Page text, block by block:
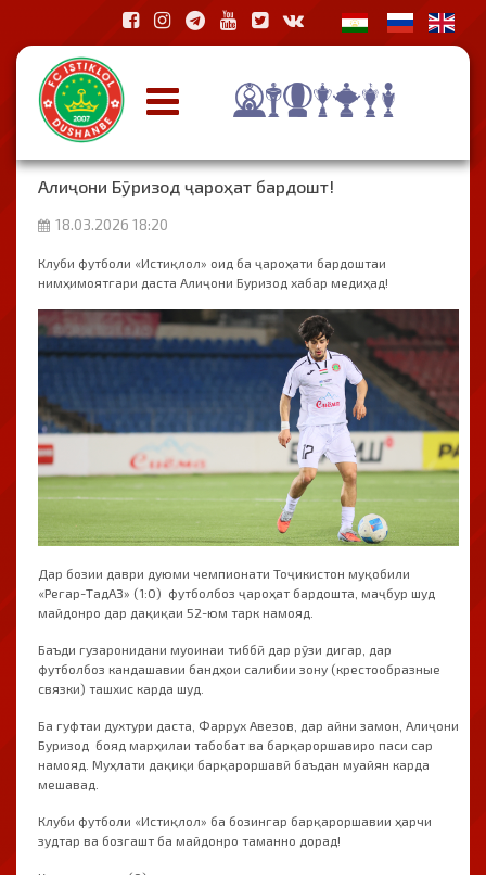
Алиҷони Бӯризод ҷароҳат бардошт!
18.03.2026 18:20
Клуби футболи «Истиқлол» оид ба ҷароҳати бардоштаи
нимҳимоятгари даста Алиҷони Буризод хабар медиҳад!
Дар бозии даври дуюми чемпионати Тоҷикистон муқобили
«Регар-ТадАЗ» (1:0) футболбоз ҷароҳат бардошта, маҷбур шуд
майдонро дар дақиқаи 52-юм тарк намояд.
Баъди гузаронидани муоинаи тиббӣ дар рӯзи дигар, дар
футболбоз кандашавии бандҳои салибии зону (крестообразные
связки) ташхис карда шуд.
Ба гуфтаи духтури даста, Фаррух Авезов, дар айни замон, Алиҷони
Буризод бояд марҳилаи табобат ва барқароршавиро паси сар
намояд. Муҳлати дақиқи барқароршавӣ баъдан муайян карда
мешавад.
Клуби футболи «Истиқлол» ба бозингар барқароршавии ҳарчи
зудтар ва бозгашт ба майдонро таманно дорад!